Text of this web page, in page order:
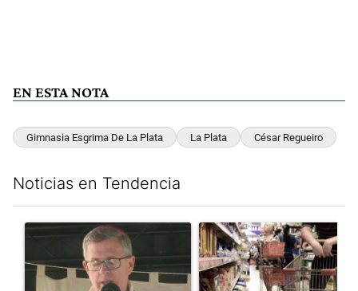
EN ESTA NOTA
Gimnasia Esgrima De La Plata La Plata César Regueiro
Noticias en Tendencia
Un artículo de tendencia con el título "García Cuerva
Un artículo de tendencia con